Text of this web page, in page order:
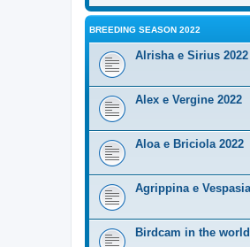
BREEDING SEASON 2022
Alrisha e Sirius 2022
Alex e Vergine 2022
Aloa e Briciola 2022
Agrippina e
Birdcam in the